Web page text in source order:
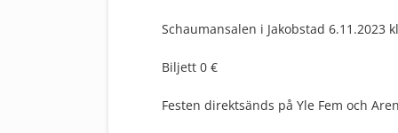
Schaumansalen i Jakobstad 6.11.2023
Biljett 0 €
Festen direktsänds på Yle Fem och